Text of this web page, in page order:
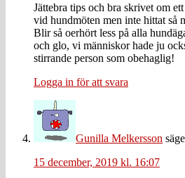
Jättebra tips och bra skrivet om
vid hundmöten men inte hittat så
Blir så oerhört less på alla
och glo, vi människor hade ju
stirrande person som obehaglig!
Logga in för att svara
Gunilla Melkersson
15 december, 2019 kl. 16:07